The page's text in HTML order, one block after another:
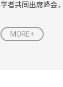
学者共同出席峰会
MORE+